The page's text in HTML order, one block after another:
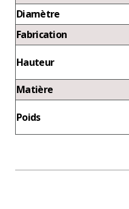
Diamètre
Fabrication
Hauteur
Matière
Poids